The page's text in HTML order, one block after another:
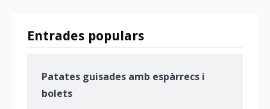
Entrades populars
Patates guisades amb espàrrecs i
bolets